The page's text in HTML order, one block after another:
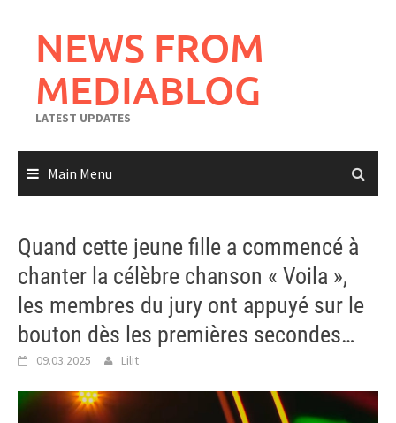
contentNEWS FROM
MEDIABLOG
LATEST UPDATES
Main Menu
Quand cette jeune fille a commencé à
chanter la célèbre chanson « Voila »,
les membres du jury ont appuyé sur le
bouton dès les premières secondes…
09.03.2025 Lilit